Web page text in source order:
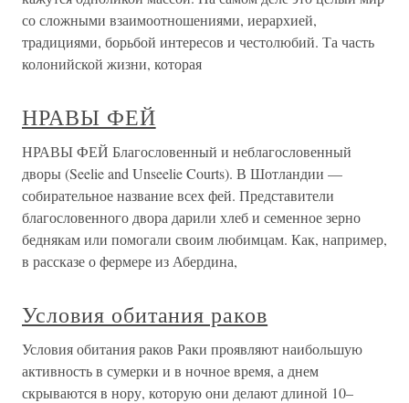
со сложными взаимоотношениями, иерархией,
традициями, борьбой интересов и честолюбий. Та часть
колонийской жизни, которая
НРАВЫ ФЕЙ
НРАВЫ ФЕЙ Благословенный и неблагословенный
дворы (Seelie and Unseelie Courts). В Шотландии —
собирательное название всех фей. Представители
благословенного двора дарили хлеб и семенное зерно
беднякам или помогали своим любимцам. Как, например,
в рассказе о фермере из Абердина,
Условия обитания раков
Условия обитания раков Раки проявляют наибольшую
активность в сумерки и в ночное время, а днем
скрываются в нору, которую они делают длиной 10–